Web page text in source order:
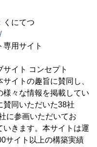
にてつ
用サイト
イト コンセプト
イトの趣旨に賛同し、
々な情報を掲載してい
賛同いただいた38社
に参画いただいてお
いきます。本サイトは運
サイト以上の構築実績